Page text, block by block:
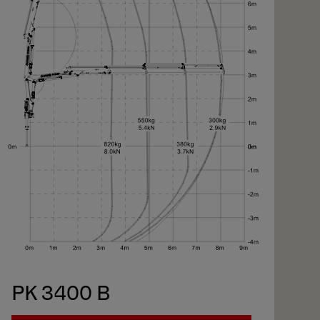
PK 3400 B